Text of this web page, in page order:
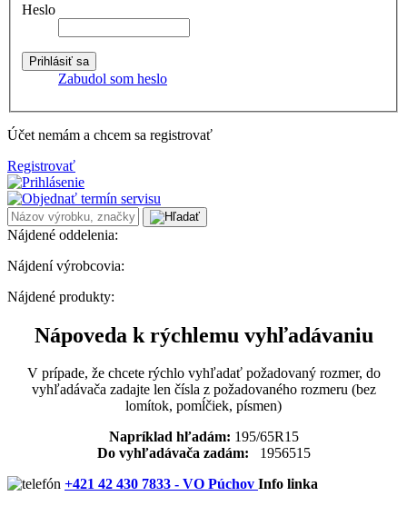
Heslo
Zabudol som heslo
Účet nemám a chcem sa registrovať
Registrovať
Nájdené oddelenia:
Nájdení výrobcovia:
Nájdené produkty:
Nápoveda k rýchlemu vyhľadávaniu
V prípade, že chcete rýchlo vyhľadať požadovaný rozmer, do
vyhľadávača zadajte len čísla z požadovaného rozmeru (bez
lomítok, pomĺčiek, písmen)
Napríklad hľadám: 195/65R15
Do vyhľadávača zadám: 1956515
+421 42 430 7833 - VO Púchov Info linka